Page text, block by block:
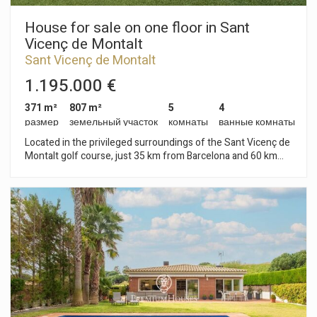
House for sale on one floor in Sant
Vicenç de Montalt
Sant Vicenç de Montalt
1.195.000 €
371 m²
размер
807 m²
земельный участок
5
комнаты
4
ванные комнаты
Located in the privileged surroundings of the Sant Vicenç de
Montalt golf course, just 35 km from Barcelona and 60 km
sea views, it is close to the Port Balís Yacht Club, making it an
ideal option for those seeking exclusivity and serenity. The
main house, designed to combine comfort and style, is
distributed over a single floor and has a multifunctional lower
floor and a large garage. Access to the property is through a
manicured garden with a saline pool. Through the front door,
a welcoming entrance hall leads to the spacious living/dining
room, which connects seamlessly with the four bedrooms.
The master suite features a private bathroom, while the other